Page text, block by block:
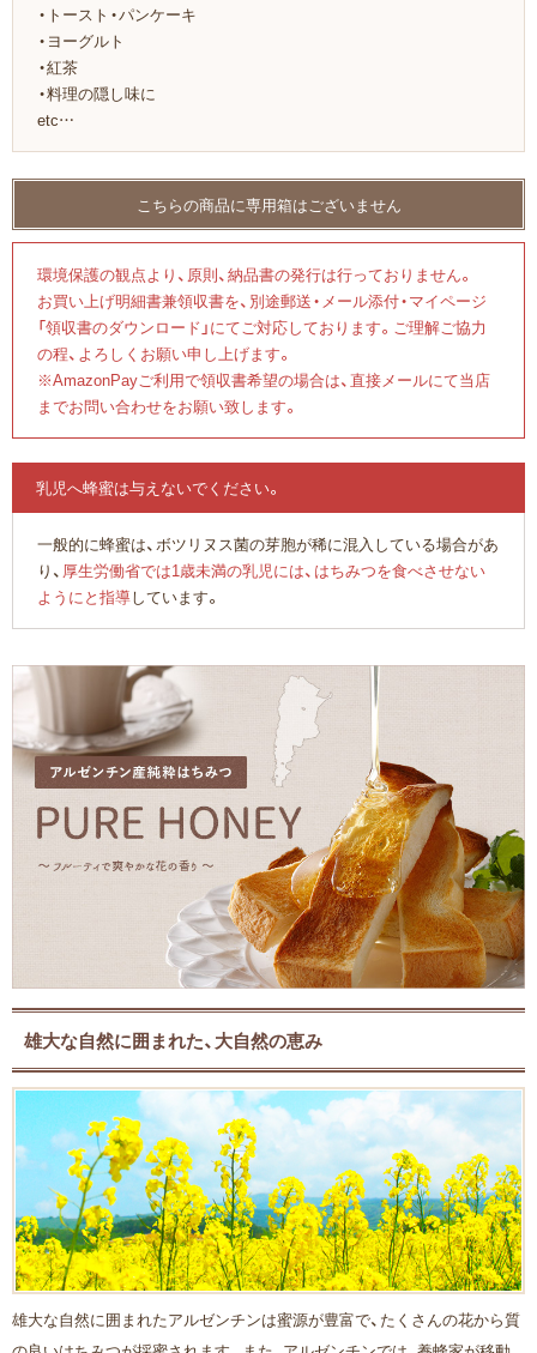
・トースト・パンケーキ
・ヨーグルト
・紅茶
・料理の隠し味に
etc…
環境保護の観点より、原則、納品書の発行は行っておりません。
お買い上げ明細書兼領収書を、別途郵送・メール添付・マイページ
「領収書のダウンロード」にてご対応しております。ご理解ご協力
の程、よろしくお願い申し上げます。
※AmazonPayご利用で領収書希望の場合は、直接メールにて当店
までお問い合わせをお願い致します。
乳児へ蜂蜜は与えないでください。
一般的に蜂蜜は、ボツリヌス菌の芽胞が稀に混入している場合があ
り、 厚生労働省では1歳未満の乳児には、はちみつを食べさせない
ようにと指導しています。
雄大な自然に囲まれた、大自然の恵み
雄大な自然に囲まれたアルゼンチンは蜜源が豊富で、たくさんの花から質